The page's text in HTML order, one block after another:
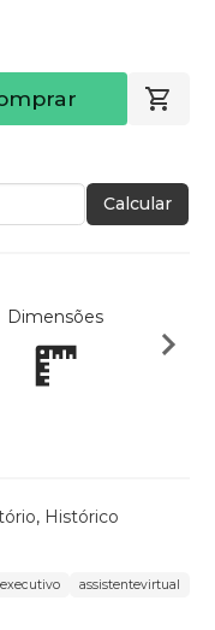
Calcular
Dimensões
, Histórico
assistentevirtual